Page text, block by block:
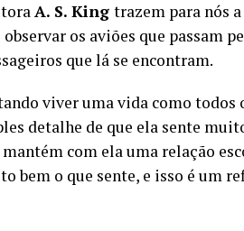
A. S. King trazem para nós
os aviões que passam
que lá se encontram.
viver uma vida como todos
detalhe de que ela sente
com ela uma relação
bem o que sente, e isso é um